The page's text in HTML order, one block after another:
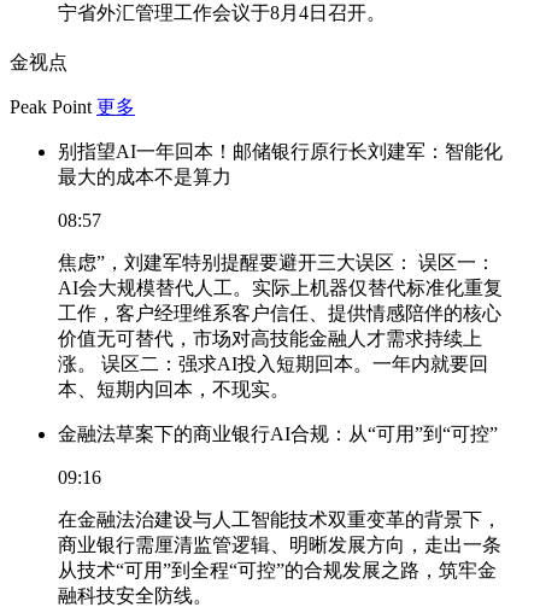
宁省外汇管理工作会议于8月4日召开。
金视点
Peak Point 更多
别指望AI一年回本！邮储银行原行长刘建军：智能化
最大的成本不是算力
08:57
焦虑”，刘建军特别提醒要避开三大误区： 误区一：
AI会大规模替代人工。实际上机器仅替代标准化重复
工作，客户经理维系客户信任、提供情感陪伴的核心
价值无可替代，市场对高技能金融人才需求持续上
涨。 误区二：强求AI投入短期回本。一年内就要回
本、短期内回本，不现实。
金融法草案下的商业银行AI合规：从“可用”到“可控”
09:16
在金融法治建设与人工智能技术双重变革的背景下，
商业银行需厘清监管逻辑、明晰发展方向，走出一条
从技术“可用”到全程“可控”的合规发展之路，筑牢金
融科技安全防线。